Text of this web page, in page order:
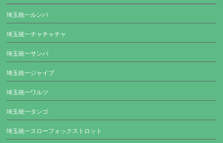
埼玉統一ルンバ
埼玉統一チャチャチャ
埼玉統一サンバ
埼玉統一ジャイブ
埼玉統一ワルツ
埼玉統一タンゴ
埼玉統一スローフォックストロット